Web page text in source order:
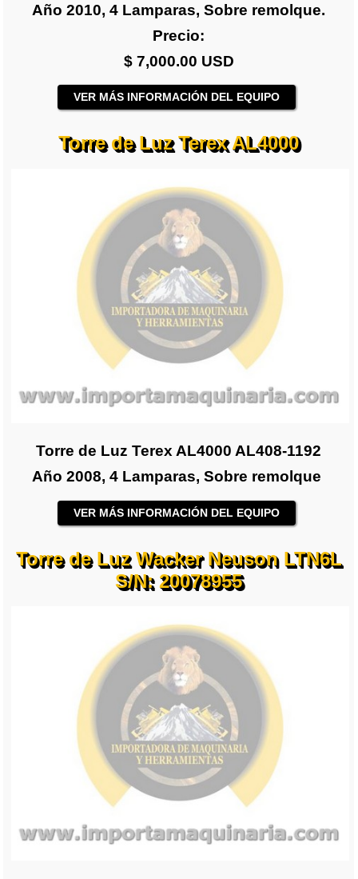
Año 2010, 4 Lamparas, Sobre remolque.
Precio:
$ 7,000.00 USD
VER MÁS INFORMACIÓN DEL EQUIPO
Torre de Luz Terex AL4000
Torre de Luz Terex AL4000 AL408-1192
Año 2008, 4 Lamparas, Sobre remolque
VER MÁS INFORMACIÓN DEL EQUIPO
Torre de Luz Wacker Neuson LTN6L
S/N: 20078955